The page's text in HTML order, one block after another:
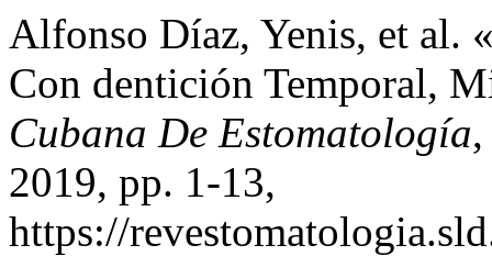
Alfonso Díaz, Yenis, et al.
Con dentición Temporal,
Cubana De Estomatología
2019, pp. 1-13,
https://